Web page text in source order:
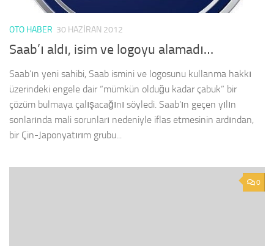
OTO HABER 30 HAZIRAN 2012
Saab’ı aldı, isim ve logoyu alamadı…
Saab’ın yeni sahibi, Saab ismini ve logosunu kullanma hakkı
üzerindeki engele dair “mümkün olduğu kadar çabuk” bir
çözüm bulmaya çalışacağını söyledi. Saab’ın geçen yılın
sonlarında mali sorunları nedeniyle iflas etmesinin ardından,
bir Çin-Japonyatırım grubu...
0